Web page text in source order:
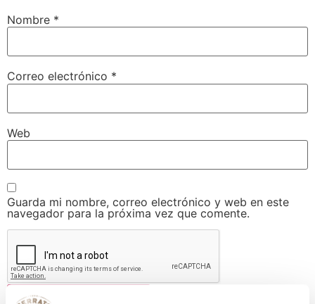
Nombre *
Correo electrónico *
Web
Guarda mi nombre, correo electrónico y web en este
navegador para la próxima vez que comente.